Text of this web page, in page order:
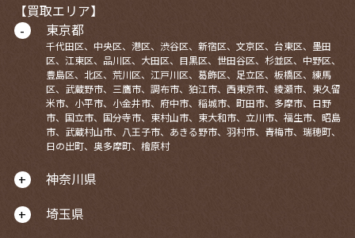
【買取エリア】
東京都
千代田区、中央区、港区、渋谷区、新宿区、文京区、台東区、墨田
区、江東区、品川区、大田区、目黒区、世田谷区、杉並区、中野区、
豊島区、北区、荒川区、江戸川区、葛飾区、足立区、板橋区、練馬
区、武蔵野市、三鷹市、調布市、狛江市、西東京市、綾瀬市、東久留
米市、小平市、小金井市、府中市、稲城市、町田市、多摩市、日野
市、国立市、国分寺市、東村山市、東大和市、立川市、福生市、昭島
市、武蔵村山市、八王子市、あきる野市、羽村市、青梅市、瑞穂町、
日の出町、奥多摩町、檜原村
神奈川県
埼玉県